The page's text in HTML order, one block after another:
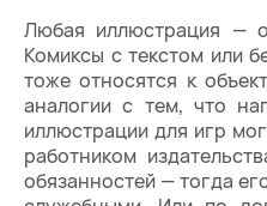
Любая иллюстрация —
Комиксы с текстом или
тоже относятся к
аналогии с тем, что
иллюстрации для игр
работником
обязанностей — тогда